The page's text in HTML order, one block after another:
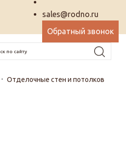
sales@rodno.ru
Обратный звонок
Отделочные стен и потолков